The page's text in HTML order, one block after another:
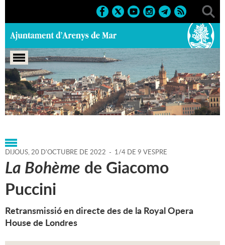
Portada > Regidories > Cultura > Teatre
Principal > Agenda > 20-10-2022
DIJOUS,20 D'OCTUBRE DE 2022 - 1/4 DE 9 VESPRE
La Bohème de Giacomo
Puccini
Retransmissió en directe des de la Royal Opera
House de Londres